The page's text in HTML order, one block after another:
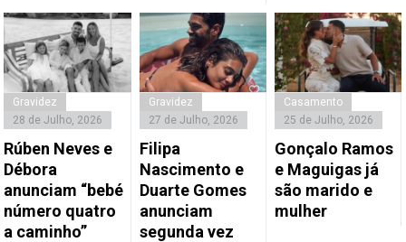
Gravidez
28 de Julho, 2026
Rúben Neves e
Débora
anunciam “bebé
número quatro
a caminho”
Gravidez
27 de Julho, 2026
Filipa
Nascimento e
Duarte Gomes
anunciam
segunda vez
Casamento
25 de Julho, 2026
Gonçalo Ramos
e Maguigas já
são marido e
mulher